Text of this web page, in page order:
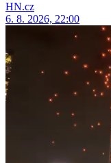
HN.cz
6. 8. 2026, 22:00